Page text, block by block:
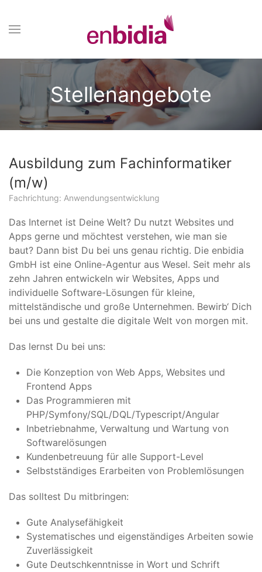
Stellenangebote
Ausbildung zum Fachinformatiker
(m/w)
Fachrichtung: Anwendungsentwicklung
Das Internet ist Deine Welt? Du nutzt Websites und
Apps gerne und möchtest verstehen, wie man sie
baut? Dann bist Du bei uns genau richtig. Die enbidia
GmbH ist eine Online-Agentur aus Wesel. Seit mehr als
zehn Jahren entwickeln wir Websites, Apps und
individuelle Software-Lösungen für kleine,
mittelständische und große Unternehmen. Bewirb‘ Dich
bei uns und gestalte die digitale Welt von morgen mit.
Das lernst Du bei uns:
Die Konzeption von Web Apps, Websites und
Frontend Apps
Das Programmieren mit
PHP/Symfony/SQL/DQL/Typescript/Angular
Inbetriebnahme, Verwaltung und Wartung von
Softwarelösungen
Kundenbetreuung für alle Support-Level
Selbstständiges Erarbeiten von Problemlösungen
Das solltest Du mitbringen:
Gute Analysefähigkeit
Systematisches und eigenständiges Arbeiten sowie
Zuverlässigkeit
Gute Deutschkenntnisse in Wort und Schrift